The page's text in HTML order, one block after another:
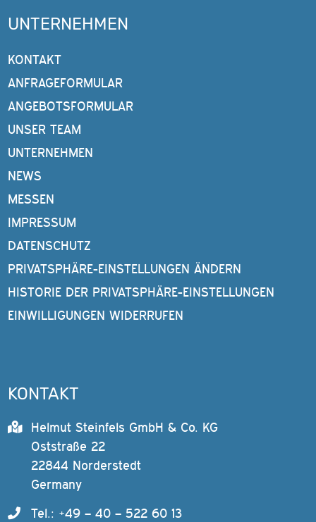
UNTERNEHMEN
KONTAKT
ANFRAGEFORMULAR
ANGEBOTSFORMULAR
UNSER TEAM
UNTERNEHMEN
NEWS
MESSEN
IMPRESSUM
DATENSCHUTZ
PRIVATSPHÄRE-EINSTELLUNGEN ÄNDERN
HISTORIE DER PRIVATSPHÄRE-EINSTELLUNGEN
EINWILLIGUNGEN WIDERRUFEN
KONTAKT
Helmut Steinfels GmbH & Co. KG
Oststraße 22
22844 Norderstedt
Germany
Tel.: +49 – 40 – 522 60 13